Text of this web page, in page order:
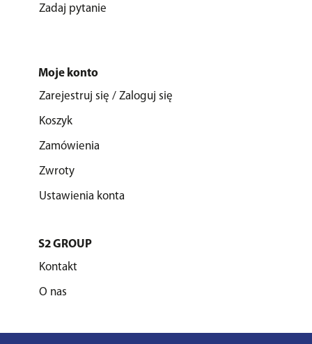
Zadaj pytanie
Moje konto
Zarejestruj się / Zaloguj się
Koszyk
Zamówienia
Zwroty
Ustawienia konta
S2 GROUP
Kontakt
O nas